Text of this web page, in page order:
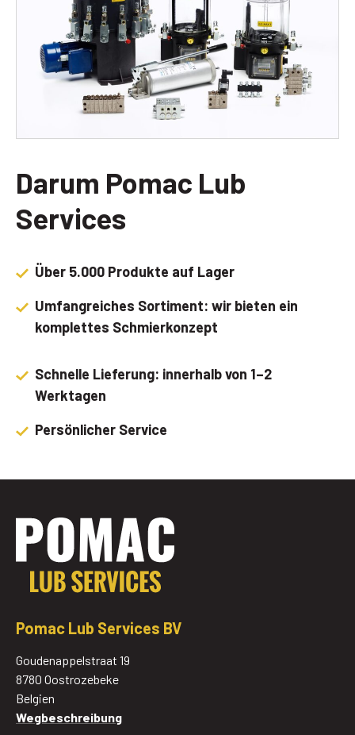
Darum Pomac Lub
Services
Über 5.000 Produkte auf Lager
Umfangreiches Sortiment: wir bieten ein
komplettes Schmierkonzept
Schnelle Lieferung: innerhalb von 1–2
Werktagen
Persönlicher Service
Pomac Lub Services BV
Goudenappelstraat 19
8780 Oostrozebeke
Belgien
Wegbeschreibung